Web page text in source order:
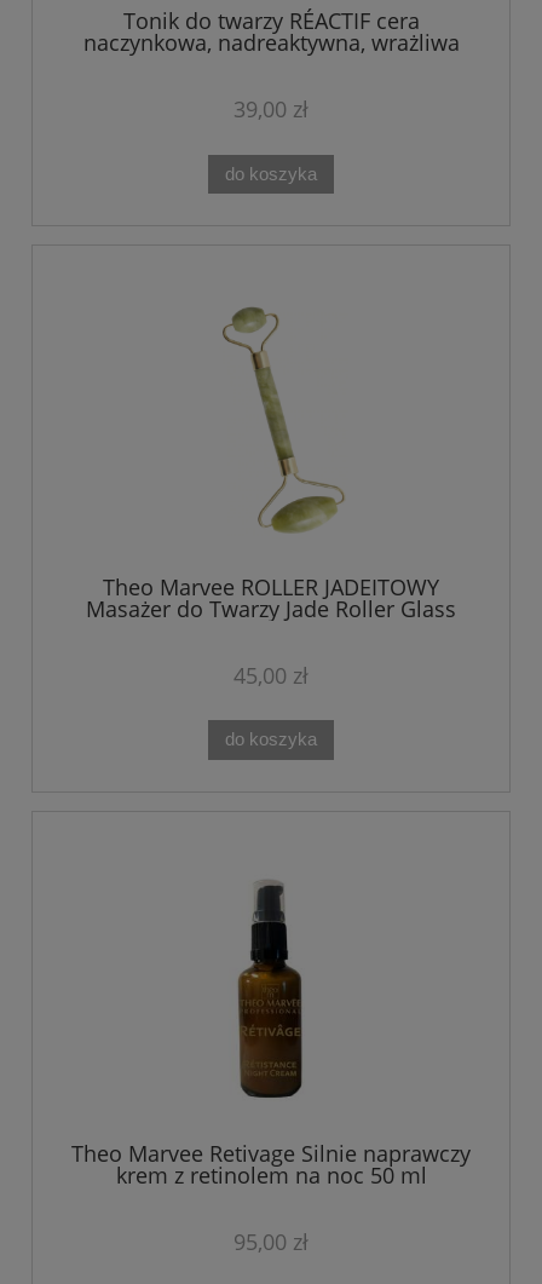
Tonik do twarzy RÉACTIF cera
naczynkowa, nadreaktywna, wrażliwa
Theo Marvee 200ML
39,00 zł
do koszyka
Theo Marvee ROLLER JADEITOWY
Masażer do Twarzy Jade Roller Glass
Skin
45,00 zł
do koszyka
Theo Marvee Retivage Silnie naprawczy
krem z retinolem na noc 50 ml
95,00 zł